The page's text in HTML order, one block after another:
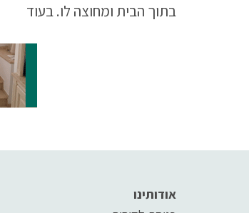
בתוך הבית ומחוצה לו. בעוד
להוציא מהבית, הרי שאת המתקן
הזה ניתן לנייד בקלות ולהפעיל
אותו בצורה קלה גם במקומות
אודותינו